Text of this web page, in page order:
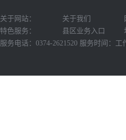
关于网站： 关于我们
特色服务：
县区业务入口
服务电话：0374-2621520 服务时间：工